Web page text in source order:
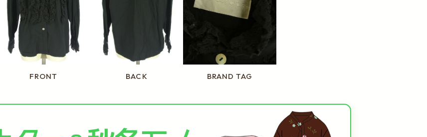
FRONT BACK BRAND TAG